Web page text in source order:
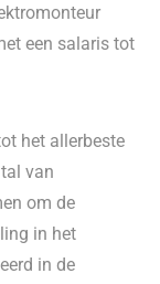
een salaris tot
het allerbeste
van
om de
in het
in de